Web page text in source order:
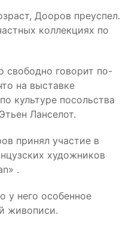
Дооров преуспел.
коллекциях по
свободно говорит по-
на выставке
культуре посольства
Ланселот.
принял участие в
художников
» .
у него особенное
живописи.